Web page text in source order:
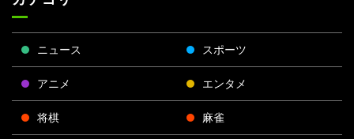
ニュース スポーツ
アニメ エンタメ
将棋 麻雀